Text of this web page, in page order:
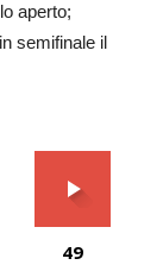
aperto;
semifinale il
49